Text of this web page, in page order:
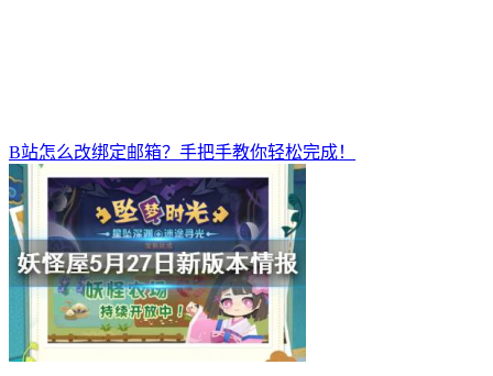
B站怎么改绑定邮箱？手把手教你轻松完成！